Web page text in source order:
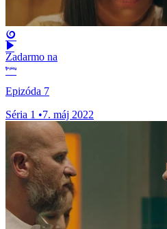
Zadarmo na
Epizóda 7
Séria 1 •7. máj 2022